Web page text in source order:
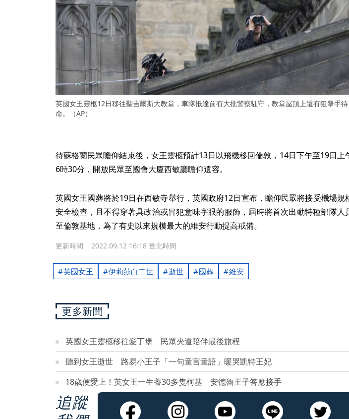
英國女王靈柩12日移往聖吉爾斯大教堂，車隊抵達前有大批警察駐守，教堂屋頂上還有狙擊手待
命。（AP）
待蘇格蘭民眾瞻仰結束後，女王靈柩預計13日以飛機移回倫敦，14日下午至19日上
6時30分，開放民眾至國會大廈西敏廳瞻仰遺容。
英國女王國葬將於19日在西敏寺舉行，英國政府12日宣布，瞻仰民眾將接受機場規
安全檢查，且不得穿著具政治或冒犯意味字眼的服飾，屆時將首次出動特種部隊人
至倫敦基地，為了有史以來規模最大的維安行動提高戒備。
更新時間 2022.09.12 16:18 臺北時間
英國女王 伊莉莎白二世 逝世 國葬 維安
更多新聞
英國女王靈柩移往愛丁堡 民眾夾道陪伴最後旅程
聽到女王逝世 路易小王子「一句童言童語」暖哭凱特王妃
18歲便愛上！英女王一生養30多隻柯基 安德魯王子答應接手
追蹤